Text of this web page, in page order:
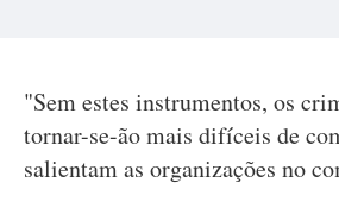
"Sem estes instrumentos, os
tornar-se-ão mais difíceis de
salientam as organizações no